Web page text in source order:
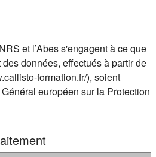
et l’Abes s'engagent à ce que
données, effectués à partir de
formation.fr/), soient
européen sur la Protection